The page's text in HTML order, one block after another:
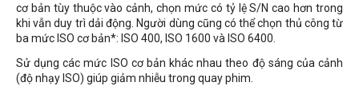
cơ bản tùy thuộc vào cảnh, chọn mức có tỷ lệ S/N cao hơn trong
khi vẫn duy trì dải động. Người dùng cũng có thể chọn thủ công từ
ba mức ISO cơ bản*: ISO 400, ISO 1600 và ISO 6400.
Sử dụng các mức ISO cơ bản khác nhau theo độ sáng của cảnh
(độ nhạy ISO) giúp giảm nhiễu trong quay phim.